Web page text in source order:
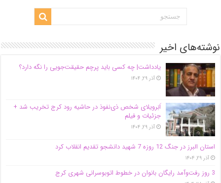
نوشته‌های اخیر
یادداشت| ‌چه کسی باید پرچم حقیقت‌جویی را نگه دارد؟
آذر ۲۹, ۱۴۰۴
اَبَر‌ویلای شخص ذی‌نفوذ در حاشیه‌ رود کرج تخریب شد +
جزئیات و فیلم
آذر ۲۹, ۱۴۰۴
استان البرز در جنگ 12 روزه 7 شهید دانشجو تقدیم انقلاب کرد
آذر ۲۹, ۱۴۰۴
3 روز رفت‌وآمد رایگان بانوان در خطوط اتوبوسرانی شهری کرج